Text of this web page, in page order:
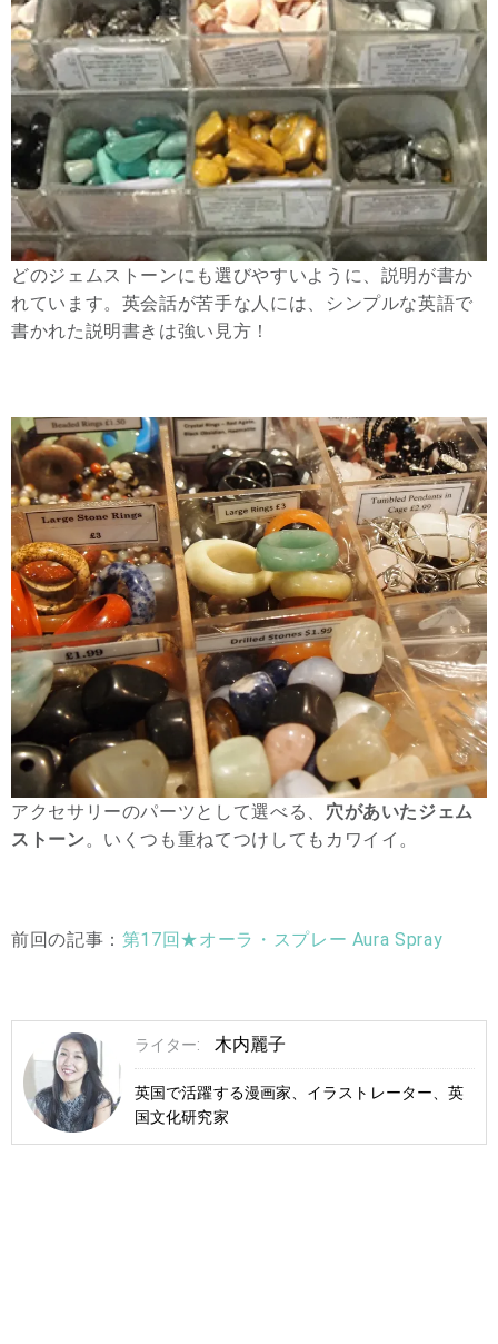
どのジェムストーンにも選びやすいように、説明が書か
れています。英会話が苦手な人には、シンプルな英語で
書かれた説明書きは強い見方！
アクセサリーのパーツとして選べる、 穴があいたジェム
ストーン。いくつも重ねてつけしてもカワイイ。
前回の記事： 第17回★オーラ・スプレー Aura Spray
ライター: 木内麗子
英国で活躍する漫画家、イラストレーター、英
国文化研究家